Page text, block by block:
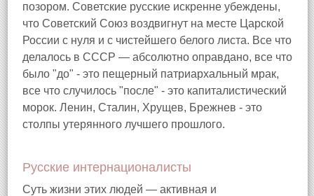
позором. Советские русские искренне убеждены,
что Советский Союз воздвигнут на месте Царской
России с нуля и с чистейшего белого листа. Все что
делалось в СССР — абсолютно оправдано, все что
было "до" - это пещерный патриархальный мрак,
все что случилось "после" - это капиталистический
морок. Ленин, Сталин, Хрущев, Брежнев - это
столпы утерянного лучшего прошлого.
Русские интернационалисты
Суть жизни этих людей — активная и